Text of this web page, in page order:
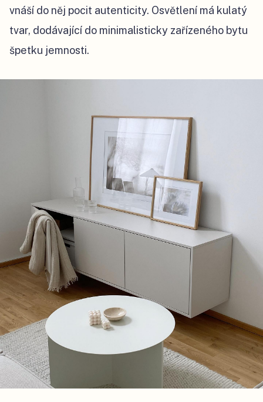
vnáší do něj pocit autenticity. Osvětlení má kulatý
tvar, dodávající do minimalisticky zařízeného bytu
špetku jemnosti.